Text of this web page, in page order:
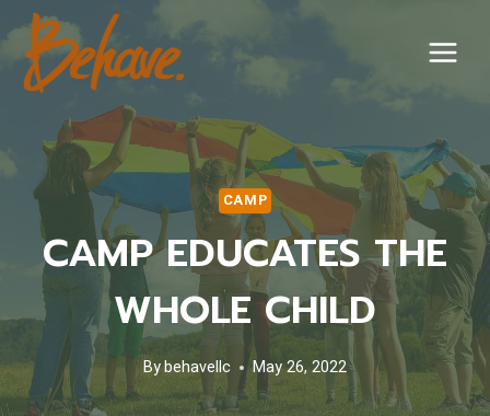
Skip
to
content
CAMP
CAMP EDUCATES THE
WHOLE CHILD
Bybehavellc May 26, 2022